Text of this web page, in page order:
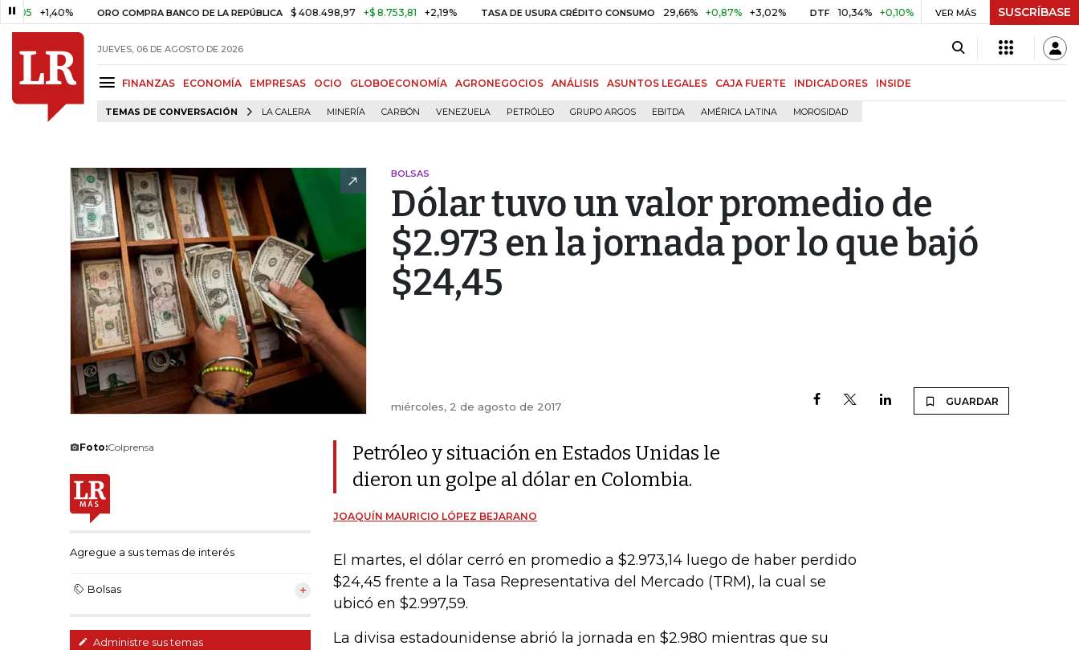
+1,40% ORO COMPRA BANCO DE LA REPÚBLICA $ 408.498,97 +$ 8.753,81 +2,19% TASA DE USURA CRÉDITO CONSUMO 29,66% +0,87% +3,02% DTF 10,34% +0,10% +0,98% UVR $ 416,86 +$ 0,05
VER MÁS SUSCRÍBASE
JUEVES, 06 DE AGOSTO DE 2026
FINANZAS ECONOMÍA EMPRESAS OCIO GLOBOECONOMÍA AGRONEGOCIOS ANÁLISIS ASUNTOS LEGALES CAJA FUERTE INDICADORES INSIDE
TEMAS DE CONVERSACIÓN LA CALERA MINERÍA CARBÓN VENEZUELA PETRÓLEO GRUPO ARGOS EBITDA AMÉRICA LATINA MOROSIDAD
BOLSAS
Dólar tuvo un valor promedio de
$2.973 en la jornada por lo que bajó
$24,45
miércoles, 2 de agosto de 2017 GUARDAR
Foto:Colprensa
Agregue a sus temas de interés
Bolsas
Administre sus temas
Petróleo y situación en Estados Unidas le
dieron un golpe al dólar en Colombia.
JOAQUÍN MAURICIO LÓPEZ BEJARANO
El martes, el dólar cerró en promedio a $2.973,14 luego de haber perdido
$24,45 frente a la Tasa Representativa del Mercado (TRM), la cual se
ubicó en $2.997,59.
La divisa estadounidense abrió la jornada en $2.980 mientras que su